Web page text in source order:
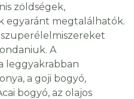
zöldségek,
egyaránt megtalálhatók.
A
leggyakrabban
a goji bogyó,
bogyó, az olajos